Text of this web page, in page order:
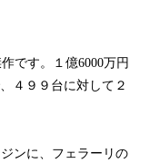
です。１億6000万円
４９９台に対して２
ンに、フェラーリの